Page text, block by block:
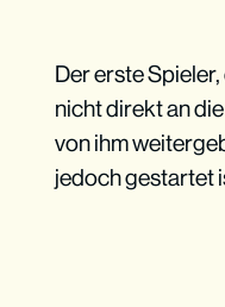
Der erste
nicht direkt an
von ihm
jedoch gestartet